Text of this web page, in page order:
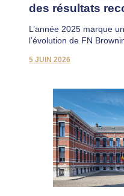
des résultats
L’année 2025 marque
l’évolution de FN
5 JUIN 2026